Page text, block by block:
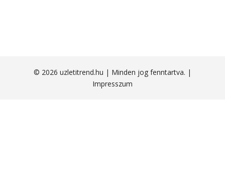
© 2026 uzletitrend.hu | Minden jog fenntartva. |
Impresszum